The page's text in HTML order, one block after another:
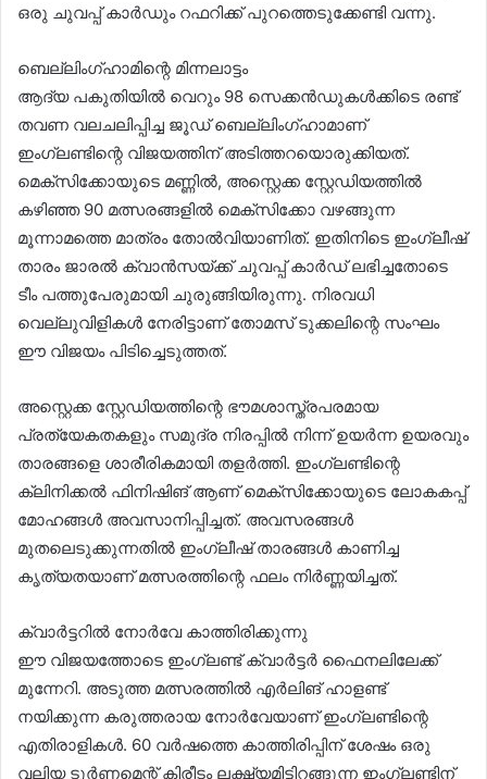
ഒരു ചുവപ്പ് കാര്‍ഡും റഫറിക്ക് പുറത്തെടുക്കേണ്ടി വന്നു.
ബെല്ലിംഗ്ഹാമിന്റെ മിന്നലാട്ടം
ആദ്യ പകുതിയില്‍ വെറും 98 സെക്കന്‍ഡുകള്‍ക്കിടെ രണ്ട്
തവണ വലചലിപ്പിച്ച ജൂഡ് ബെല്ലിംഗ്ഹാമാണ്
ഇംഗ്ലണ്ടിന്റെ വിജയത്തിന് അടിത്തറയൊരുക്കിയത്.
മെക്‌സിക്കോയുടെ മണ്ണില്‍, അസ്റ്റെക്ക സ്റ്റേഡിയത്തില്‍
കഴിഞ്ഞ 90 മത്സരങ്ങളില്‍ മെക്‌സിക്കോ വഴങ്ങുന്ന
മൂന്നാമത്തെ മാത്രം തോല്‍വിയാണിത്. ഇതിനിടെ ഇംഗ്ലീഷ്
താരം ജാരല്‍ ക്വാന്‍സയ്ക്ക് ചുവപ്പ് കാര്‍ഡ് ലഭിച്ചതോടെ
ടീം പത്തുപേരുമായി ചുരുങ്ങിയിരുന്നു. നിരവധി
വെല്ലുവിളികള്‍ നേരിട്ടാണ് തോമസ് ടുക്കലിന്റെ സംഘം
ഈ വിജയം പിടിച്ചെടുത്തത്.
അസ്റ്റെക്ക സ്റ്റേഡിയത്തിന്റെ ഭൗമശാസ്ത്രപരമായ
പ്രത്യേകതകളും സമുദ്ര നിരപ്പില്‍ നിന്ന് ഉയര്‍ന്ന ഉയരവും
താരങ്ങളെ ശാരീരികമായി തളര്‍ത്തി. ഇംഗ്ലണ്ടിന്റെ
ക്ലിനിക്കല്‍ ഫിനിഷിങ് ആണ് മെക്‌സിക്കോയുടെ ലോകകപ്പ്
മോഹങ്ങള്‍ അവസാനിപ്പിച്ചത്. അവസരങ്ങള്‍
മുതലെടുക്കുന്നതില്‍ ഇംഗ്ലീഷ് താരങ്ങള്‍ കാണിച്ച
കൃത്യതയാണ് മത്സരത്തിന്റെ ഫലം നിര്‍ണ്ണയിച്ചത്.
ക്വാര്‍ട്ടറില്‍ നോര്‍വേ കാത്തിരിക്കുന്നു
ഈ വിജയത്തോടെ ഇംഗ്ലണ്ട് ക്വാര്‍ട്ടര്‍ ഫൈനലിലേക്ക്
മുന്നേറി. അടുത്ത മത്സരത്തില്‍ എര്‍ലിങ് ഹാളണ്ട്
നയിക്കുന്ന കരുത്തരായ നോര്‍വേയാണ് ഇംഗ്ലണ്ടിന്റെ
എതിരാളികള്‍. 60 വര്‍ഷത്തെ കാത്തിരിപ്പിന് ശേഷം ഒരു
വലിയ ടൂര്‍ണമെന്റ് കിരീടം ലക്ഷ്യമിട്ടിറങ്ങുന്ന ഇംഗ്ലണ്ടിന്